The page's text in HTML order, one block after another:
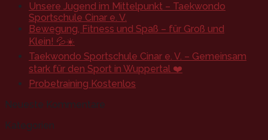
Unsere Jugend im Mittelpunkt – Taekwondo
Sportschule Cinar e. V.
Bewegung, Fitness und Spaß – für Groß und
Klein! 💦☀️
Taekwondo Sportschule Cinar e. V. – Gemeinsam
stark für den Sport in Wuppertal ❤️
Probetraining Kostenlos
Neueste Kommentare
Kategorien